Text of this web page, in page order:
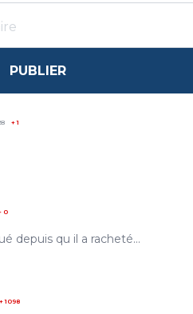
PUBLIER
+1
0
depuis qu il a racheté...
+1098